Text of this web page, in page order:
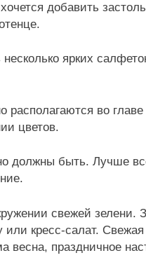
добавить
ярких
располагаются во
цветов.
должны быть. Лучше
свежей зелени.
кресс-салат.
весна, праздничное